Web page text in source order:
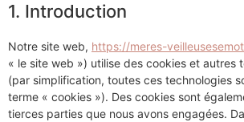
1. Introduction
Notre site web, https://meres-
« le site web ») utilise des cookies et autres
(par simplification, toutes ces technologies
terme « cookies »). Des cookies sont
tierces parties que nous avons engagées.